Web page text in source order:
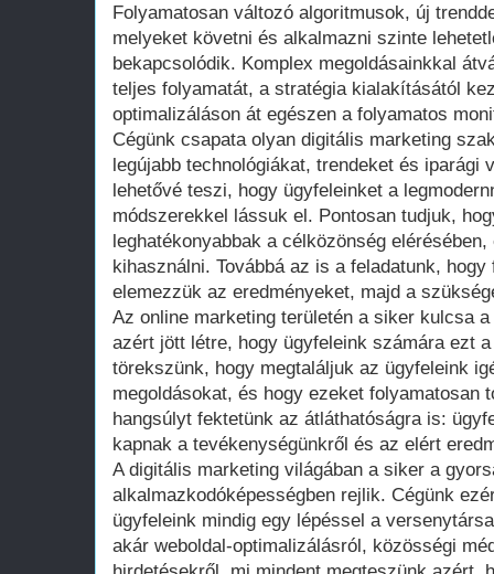
Folyamatosan változó algoritmusok, új
melyeket követni és alkalmazni szinte
bekapcsolódik. Komplex megoldásainkkal
teljes folyamatát, a stratégia kialakításától
optimalizáláson át egészen a folyamatos
Cégünk csapata olyan digitális marketing
legújabb technológiákat, trendeket és iparági
lehetővé teszi, hogy ügyfeleinket a
módszerekkel lássuk el. Pontosan tudjuk,
leghatékonyabbak a célközönség
kihasználni. Továbbá az is a feladatunk,
elemezzük az eredményeket, majd a
Az online marketing területén a siker kulcsa
azért jött létre, hogy ügyfeleink számára ezt
törekszünk, hogy megtaláljuk az ügyfeleink
megoldásokat, és hogy ezeket folyamatosan
hangsúlyt fektetünk az átláthatóságra is:
kapnak a tevékenységünkről és az elért
A digitális marketing világában a siker a
alkalmazkodóképességben rejlik. Cégünk
ügyfeleink mindig egy lépéssel a
akár weboldal-optimalizálásról, közösségi